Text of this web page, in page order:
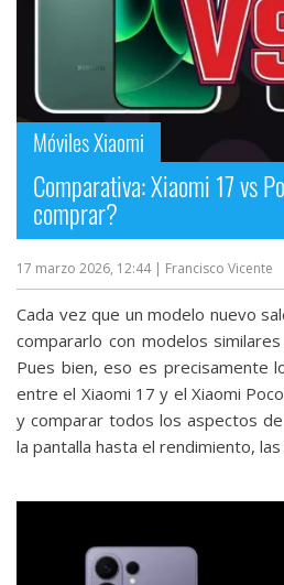
Móviles Xiaomi
Comparativa: Xiaomi 17 vs
comprar?
17 marzo 2026, 12:44 | Francisco Vicente
Cada vez que un modelo nuevo
compararlo con modelos
Pues bien, eso es precisamente
entre el Xiaomi 17‎ y el Xiaomi
y comparar todos los aspectos
la pantalla hasta el rendimiento, las